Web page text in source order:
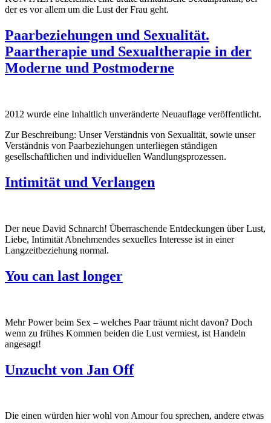
der es vor allem um die Lust der Frau geht.
Paarbeziehungen und Sexualität.
Paartherapie und Sexualtherapie in der
Moderne und Postmoderne
2012 wurde eine Inhaltlich unveränderte Neuauflage veröffentlicht.
Zur Beschreibung: Unser Verständnis von Sexualität, sowie unser
Verständnis von Paar­be­zieh­un­gen unterliegen ständigen
gesellschaftlichen und individuellen Wand­lungs­pro­zessen.
Intimität und Verlangen
Der neue David Schnarch! Überraschende Entdeckungen über Lust,
Liebe, Intimität Abnehmendes sexuelles Interesse ist in einer
Langzeitbeziehung normal.
You can last longer
Mehr Power beim Sex – welches Paar träumt nicht davon? Doch
wenn zu frühes Kommen beiden die Lust vermiest, ist Handeln
angesagt!
Unzucht von Jan Off
Die einen würden hier wohl von Amour fou sprechen, andere etwas